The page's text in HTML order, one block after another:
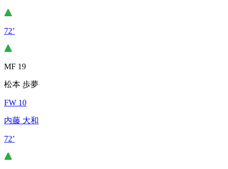
72’
MF 19
松本 歩夢
FW 10
内藤 大和
72’